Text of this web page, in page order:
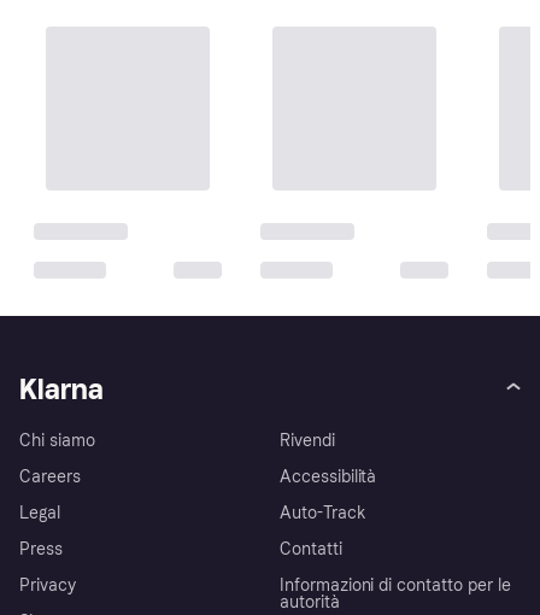
Klarna
Chi siamo
Careers
Legal
Press
Privacy
Rivendi
Accessibilità
Auto-Track
Contatti
Informazioni di contatto per le
autorità